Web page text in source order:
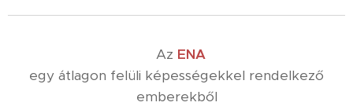
Az ENA
egy átlagon felüli képességekkel rendelkező
emberekből